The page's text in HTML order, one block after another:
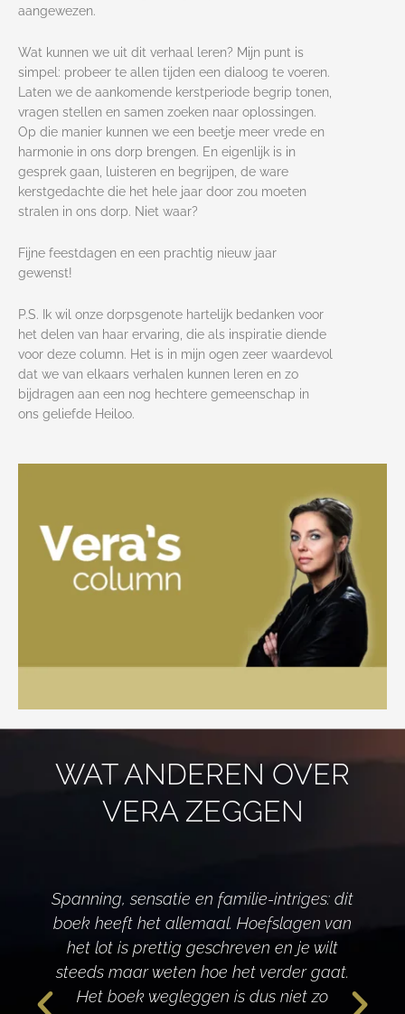
aangewezen.
Wat kunnen we uit dit verhaal leren? Mijn punt is
simpel: probeer te allen tijden een dialoog te voeren.
Laten we de aankomende kerstperiode begrip tonen,
vragen stellen en samen zoeken naar oplossingen.
Op die manier kunnen we een beetje meer vrede en
harmonie in ons dorp brengen. En eigenlijk is in
gesprek gaan, luisteren en begrijpen, de ware
kerstgedachte die het hele jaar door zou moeten
stralen in ons dorp. Niet waar?
Fijne feestdagen en een prachtig nieuw jaar
gewenst!
P.S. Ik wil onze dorpsgenote hartelijk bedanken voor
het delen van haar ervaring, die als inspiratie diende
voor deze column. Het is in mijn ogen zeer waardevol
dat we van elkaars verhalen kunnen leren en zo
bijdragen aan een nog hechtere gemeenschap in
ons geliefde Heiloo.
WAT ANDEREN OVER
VERA ZEGGEN
Spanning, sensatie en familie-intriges: dit
boek heeft het allemaal. Hoefslagen van
het lot is prettig geschreven en je wilt
steeds maar weten hoe het verder gaat.
Het boek wegleggen is dus niet zo